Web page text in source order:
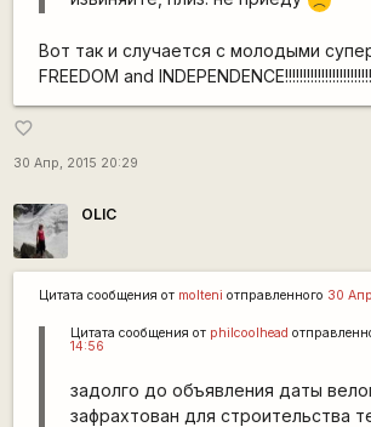
Вот так и случается с молодыми
FREEDOM and
favorite_border
30 Апр, 2015 20:29
OLIC
Цитата сообщения от molteni отправленного 30
Цитата сообщения от philcoolhead
14:56
задолго до объявления даты
зафрахтован для строительства